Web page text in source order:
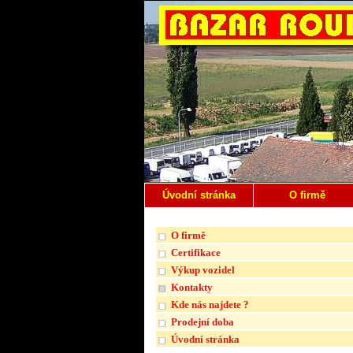
Úvodní stránka O firmě
O firmě
Certifikace
Výkup vozidel
Kontakty
Kde nás najdete ?
Prodejní doba
Úvodní stránka